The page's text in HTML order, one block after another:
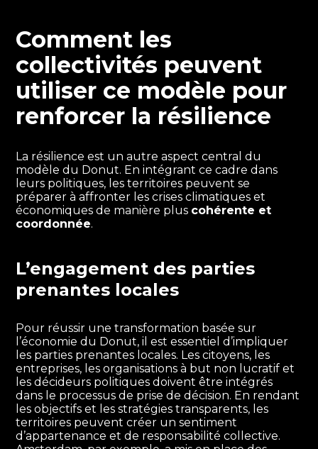
Comment les
collectivités peuvent
utiliser ce modèle pour
renforcer la résilience
La résilience est un autre aspect central du
modèle du Donut. En intégrant ce cadre dans
leurs politiques, les territoires peuvent se
préparer à affronter les crises climatiques et
économiques de manière plus cohérente et
coordonnée.
L’engagement des parties
prenantes locales
Pour réussir une transformation basée sur
l’économie du Donut, il est essentiel d’impliquer
les parties prenantes locales. Les citoyens, les
entreprises, les organisations à but non lucratif et
les décideurs politiques doivent être intégrés
dans le processus de prise de décision. En rendant
les objectifs et les stratégies transparents, les
territoires peuvent créer un sentiment
d’appartenance et de responsabilité collective.